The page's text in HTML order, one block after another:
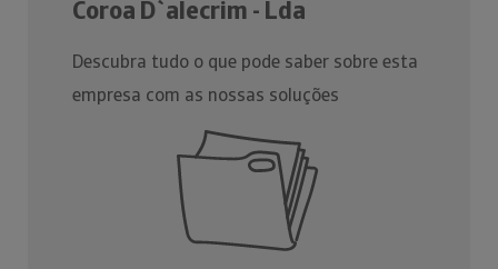
Coroa D`alecrim - Lda
Descubra tudo o que pode saber sobre esta
empresa com as nossas soluções